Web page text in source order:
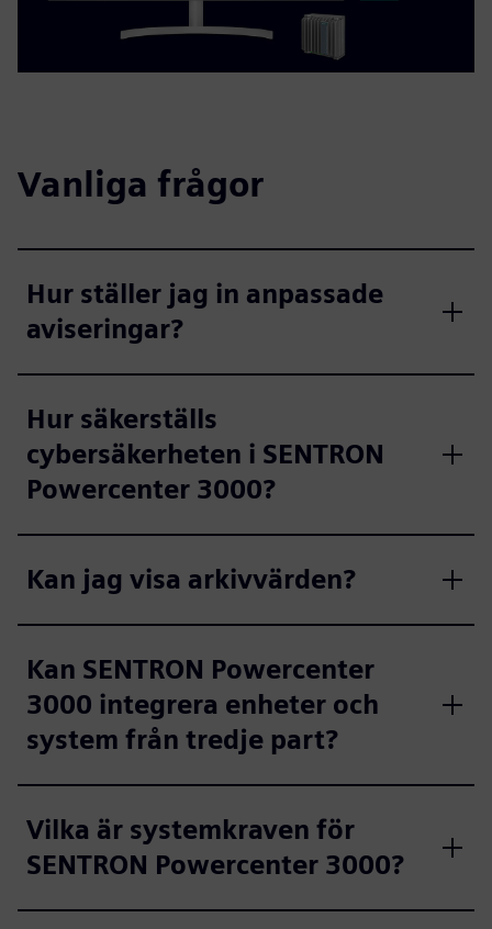
Vanliga frågor
Hur ställer jag in anpassade
aviseringar?
Hur säkerställs
cybersäkerheten i SENTRON
Powercenter 3000?
Kan jag visa arkivvärden?
Kan SENTRON Powercenter
3000 integrera enheter och
system från tredje part?
Vilka är systemkraven för
SENTRON Powercenter 3000?